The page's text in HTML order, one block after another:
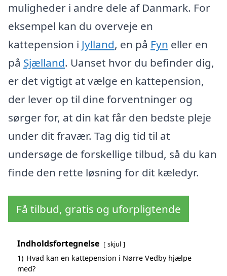
muligheder i andre dele af Danmark. For
eksempel kan du overveje en
kattepension i Jylland, en på Fyn eller en
på Sjælland. Uanset hvor du befinder dig,
er det vigtigt at vælge en kattepension,
der lever op til dine forventninger og
sørger for, at din kat får den bedste pleje
under dit fravær. Tag dig tid til at
undersøge de forskellige tilbud, så du kan
finde den rette løsning for dit kæledyr.
Få tilbud, gratis og uforpligtende
Indholdsfortegnelse skjul
1) Hvad kan en kattepension i Nørre Vedby hjælpe
med?